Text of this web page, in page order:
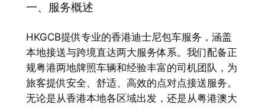
一、服务概述
HKGCB提供专业的香港迪士尼包车服务，涵盖
本地接送与跨境直达两大服务体系。我们配备正
规粤港两地牌照车辆和经验丰富的司机团队，为
旅客提供安全、舒适、高效的点对点接送服务。
无论是从香港本地各区域出发，还是从粤港澳大